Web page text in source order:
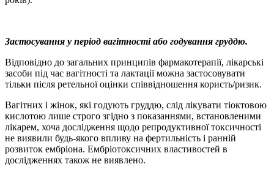
Застосування у період вагітності або годування груддю.
Відповідно до загальних принципів фармакотерапії, лікарські
засоби під час вагітності та лактації можна застосовувати
тільки після ретельної оцінки співвідношення користь/ризик.
Вагітних і жінок, які годують груддю, слід лікувати тіоктовою
кислотою лише строго згідно з показаннями, встановленими
лікарем, хоча дослідження щодо репродуктивної токсичності
не виявили будь-якого впливу на фертильність і ранній
розвиток ембріона. Ембріотоксичних властивостей в
дослідженнях також не виявлено.